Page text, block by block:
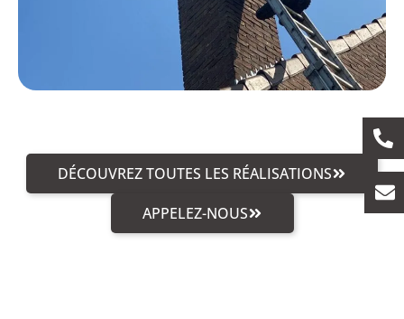
DÉCOUVREZ TOUTES LES RÉALISATIONS
APPELEZ-NOUS